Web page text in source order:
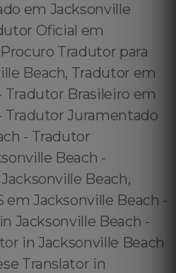
em Jacksonville
Oficial em
Tradutor para
Beach, Tradutor em
Tradutor Brasileiro em
Tradutor Juramentado
- Tradutor
Beach -
Beach,
em Jacksonville Beach -
Jacksonville Beach -
in Jacksonville Beach
Translator in